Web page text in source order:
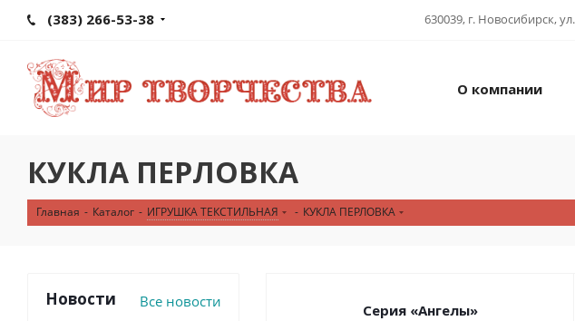
(383) 266-53-38 630039, г. Новосибирск,
О компании
КУКЛА ПЕРЛОВКА
Главная - Каталог - ИГРУШКА ТЕКСТИЛЬНАЯ - КУКЛА ПЕРЛОВКА
Серия «Ангелы»
Новости Все новости